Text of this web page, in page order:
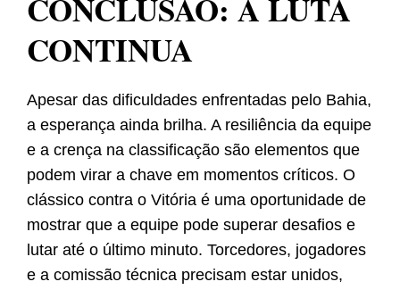
CONCLUSÃO: A LUTA
CONTINUA
Apesar das dificuldades enfrentadas pelo Bahia,
a esperança ainda brilha. A resiliência da equipe
e a crença na classificação são elementos que
podem virar a chave em momentos críticos. O
clássico contra o Vitória é uma oportunidade de
mostrar que a equipe pode superar desafios e
lutar até o último minuto. Torcedores, jogadores
e a comissão técnica precisam estar unidos,